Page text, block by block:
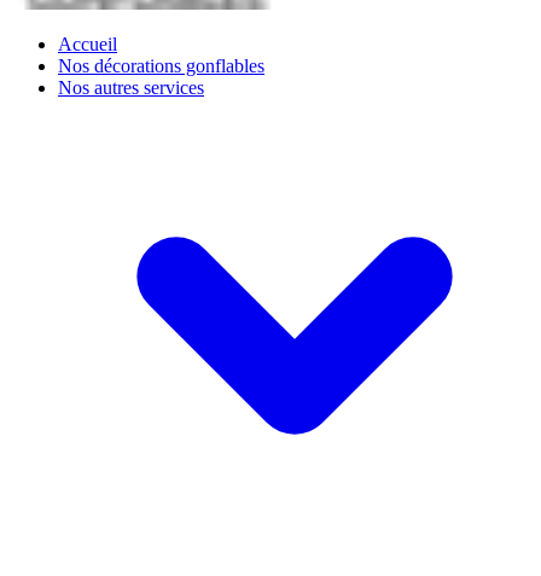
Accueil
Nos décorations gonflables
Nos autres services